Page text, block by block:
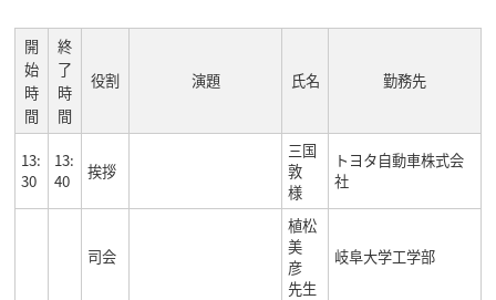
開
始
時
間
終
了
時
間
役割 演題 氏名 勤務先
13:
30
13:
40
挨拶
三国
敦
様
トヨタ自動車株式会
社
司会
植松
美
彦
先生
岐阜大学工学部